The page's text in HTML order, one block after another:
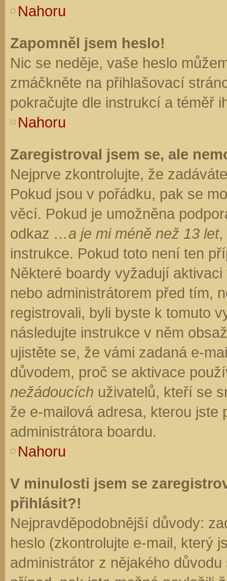
Nahoru
Zapomněl jsem heslo!
Nic se neděje, vaše heslo
zmáčkněte na přihlašovací
pokračujte dle instrukcí a téměř
Nahoru
Zaregistroval jsem se, ale
Nejprve zkontrolujte, že
Pokud jsou v pořádku, pak se
věcí. Pokud je umožněna
odkaz …a je mi méně než 13 let,
instrukce. Pokud toto není ten
Některé boardy vyžadují
nebo administrátorem před tím,
registrovali, byli byste k tomuto
následujte instrukce v něm
ujistěte se, že vámi zadaná e-
důvodem, proč se aktivace
nežádoucích uživatelů, kteří se
že e-mailová adresa, kterou jste
administrátora boardu.
Nahoru
V minulosti jsem se
přihlásit?!
Nejpravděpodobnější důvody:
heslo (zkontrolujte e-mail, který
administrátor z nějakého